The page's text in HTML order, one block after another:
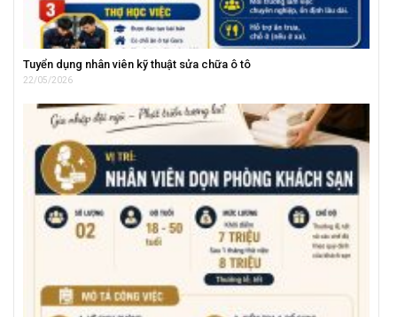
Tuyển dụng nhân viên kỹ thuật sửa chữa ô tô
22/05/2026